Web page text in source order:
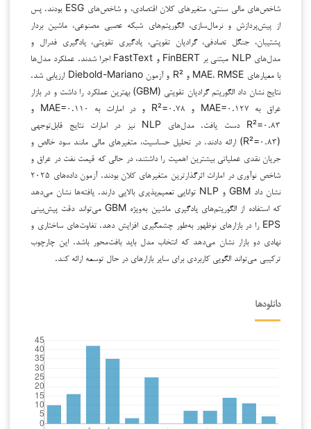
شاخص‌های مالی سنتی، متغیرهای کلان اقتصادی، و شاخص‌های ESG بودند. پس
از پیش‌پردازش و نرمال‌سازی، الگوریتم‌های شبکه عصبی مصنوعی، ماشین بردار
پشتیبان، جنگل تصادفی، گرادیان تقویتی، یادگیری تقویتی، یادگیری فدرال و
مدل‌های NLP مبتنی بر FinBERT و FastText اجرا شدند. عملکرد مدل‌ها
با معیارهای MAE، RMSE و R² و آزمون Diebold-Mariano ارزیابی شد.
نتایج نشان داد الگوریتم گرادیان تقویتی (GBM) بهترین عملکرد را داشت و در بازار
عراق به MAE=۰.۱۲۷ و R²=۰.۷۸ و در امارات به MAE=۰.۱۱۰ و
R²=۰.۸۳ دست یافت. مدل‌های NLP نیز در امارات نتایج قابل‌توجهی
(R²=۰.۸۳) ارائه دادند. در تحلیل حساسیت، متغیرهای مالی مانند سود خالص و
جریان نقدی عملیاتی بیشترین اهمیت را داشتند، در حالی که قیمت نفت در عراق و
شاخص نوآوری در امارات اثرگذارترین متغیرهای کلان بودند. آزمون داده‌های ۲۰۲۵
نشان داد GBM و NLP توانایی تعمیم‌پذیری بالایی دارند. یافته‌ها نشان می‌دهد
که استفاده از الگوریتم‌های یادگیری ماشین به‌ویژه GBM می‌تواند دقت پیش‌بینی
EPS را در بازارهای نوظهور به‌طور چشمگیری افزایش دهد. تفاوت‌های ساختاری و
نهادی دو بازار نشان می‌دهد که انتخاب مدل باید بافت‌محور باشد. این چارچوب
ترکیبی می‌تواند الگویی کاربردی برای سایر بازارهای در حال توسعه ارائه کند.
دانلودها